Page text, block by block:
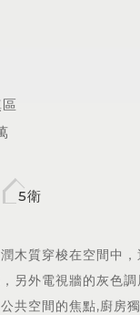
5衛
木質穿梭在空間中
另外電視牆的灰色
共空間的焦點,廚房